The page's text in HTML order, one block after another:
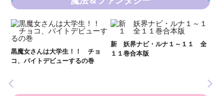
黒魔女さんは大学生！！ チョ
コ、バイトデビューするの巻
新 妖界ナビ・ルナ１～１１ 全
１１巻合本版